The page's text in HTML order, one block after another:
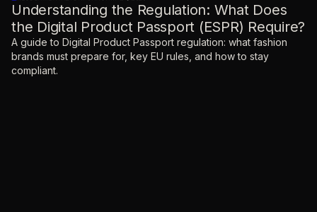
Understanding the Regulation: What Does
the Digital Product Passport (ESPR) Require?
A guide to Digital Product Passport regulation: what fashion
brands must prepare for, key EU rules, and how to stay
compliant.